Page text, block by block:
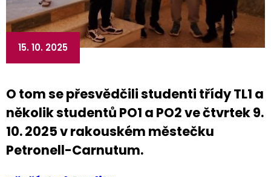
15. 10. 2025
O tom se přesvědčili studenti třídy TL1 a
několik studentů PO1 a PO2 ve čtvrtek 9.
10. 2025 v rakouském městečku
Petronell-Carnutum.